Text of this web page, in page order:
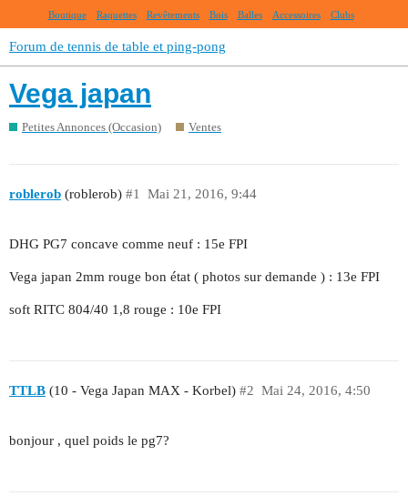
Boutique Raquettes Revêtements Bois Balles Accessoires Clubs
Forum de tennis de table et ping-pong
Vega japan
Petites Annonces (Occasion) Ventes
roblerob (roblerob) Mai 21, 2016, 9:44
#1
DHG PG7 concave comme neuf : 15e FPI
Vega japan 2mm rouge bon état ( photos sur demande ) : 13e FPI
soft RITC 804/40 1,8 rouge : 10e FPI
TTLB (10 - Vega Japan MAX - Korbel) Mai 24, 2016, 4:50
#2
bonjour , quel poids le pg7?